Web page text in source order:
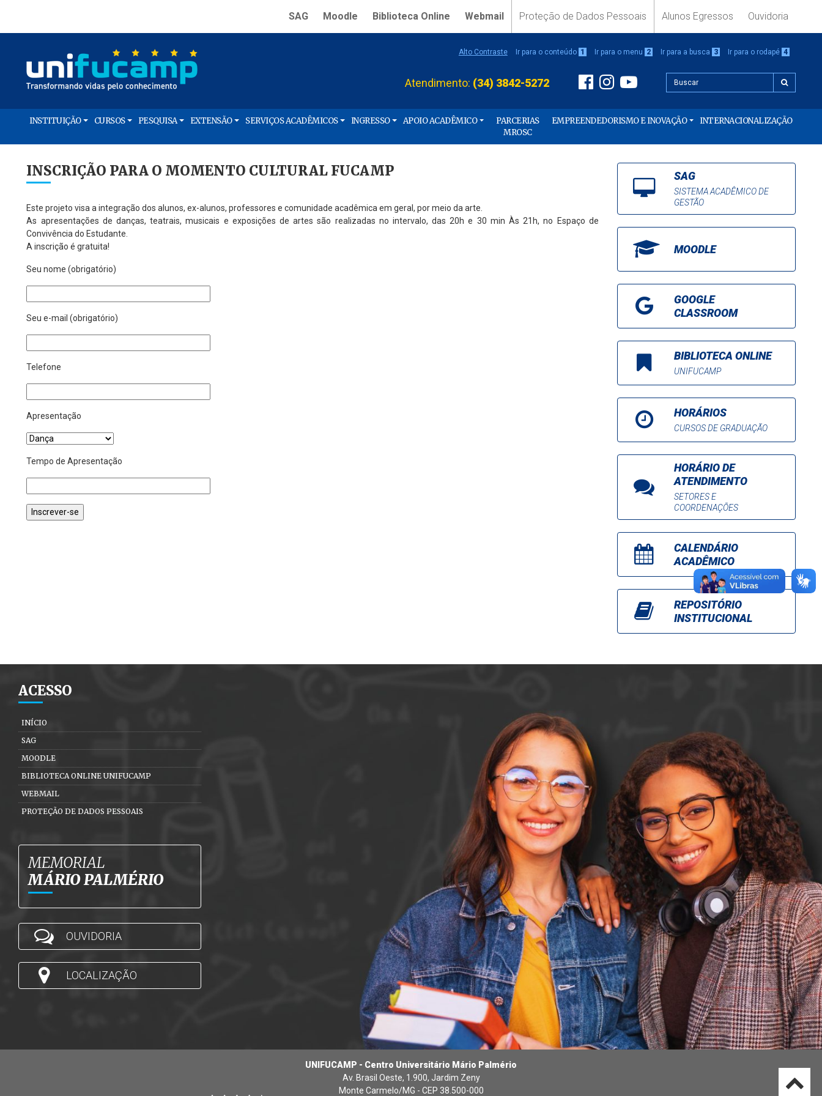
SAG Moodle Biblioteca Online Webmail Proteção de Dados Pessoais Alunos Egressos Ouvidoria
Alto Contraste Ir para o conteúdo 1 Ir para o menu 2 Ir para a busca 3 Ir para o rodapé 4
Atendimento: (34) 3842-5272
INSTITUIÇÃO CURSOS PESQUISA EXTENSÃO SERVIÇOS ACADÊMICOS INGRESSO APOIO ACADÊMICO
PARCERIAS
MROSC
EMPREENDEDORISMO E INOVAÇÃO INTERNACIONALIZAÇÃO
INSCRIÇÃO PARA O MOMENTO CULTURAL FUCAMP
Este projeto visa a integração dos alunos, ex-alunos, professores e comunidade acadêmica em geral, por meio da arte.
As apresentações de danças, teatrais, musicais e exposições de artes são realizadas no intervalo, das 20h e 30 min Às 21h, no Espaço de
Convivência do Estudante.
A inscrição é gratuita!
Seu nome (obrigatório)
Seu e-mail (obrigatório)
Telefone
Apresentação
Tempo de Apresentação
SAG
SISTEMA ACADÊMICO DE
GESTÃO
MOODLE
GOOGLE
CLASSROOM
BIBLIOTECA ONLINE
UNIFUCAMP
HORÁRIOS
CURSOS DE GRADUAÇÃO
HORÁRIO DE
ATENDIMENTO
SETORES E
COORDENAÇÕES
CALENDÁRIO
ACADÊMICO
REPOSITÓRIO
INSTITUCIONAL
ACESSO
INÍCIO
SAG
MOODLE
BIBLIOTECA ONLINE UNIFUCAMP
WEBMAIL
PROTEÇÃO DE DADOS PESSOAIS
MEMORIAL
MÁRIO PALMÉRIO
OUVIDORIA
LOCALIZAÇÃO
UNIFUCAMP - Centro Universitário Mário Palmério
Av. Brasil Oeste, 1.900, Jardim Zeny
Monte Carmelo/MG - CEP 38.500-000